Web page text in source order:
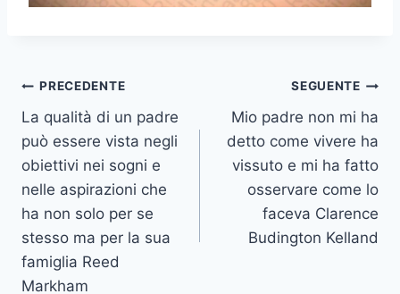
Navigazione
articoli
PRECEDENTE
La qualità di un padre
può essere vista negli
obiettivi nei sogni e
nelle aspirazioni che
ha non solo per se
stesso ma per la sua
famiglia Reed
Markham
SEGUENTE
Mio padre non mi ha
detto come vivere ha
vissuto e mi ha fatto
osservare come lo
faceva Clarence
Budington Kelland